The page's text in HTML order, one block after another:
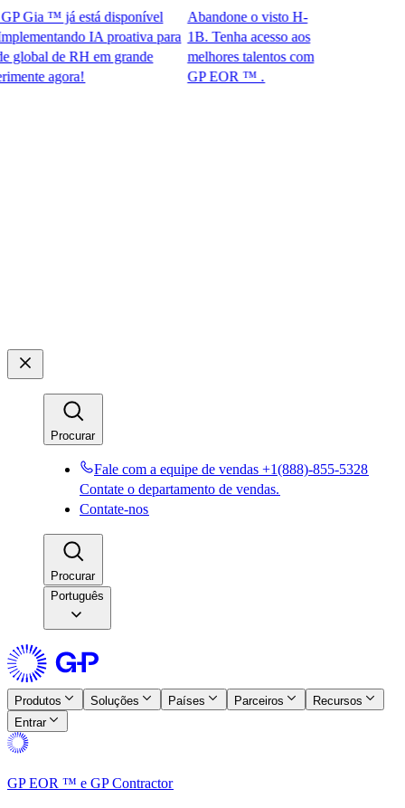
™ já está disponível
IA proativa para
de RH em grande
agora!​​
Abandone o visto H-
1B. Tenha acesso aos
melhores talentos com
GP EOR ™ .​​
Procurar​​
Fale com a equipe de vendas +1(888)-855-5328​​
Contate o departamento de vendas.​​
Contate-nos​​
Procurar​​
Português
Produtos​​ Soluções​​ Países​​ Parceiros​​
Recursos​​
Entrar​​
GP EOR ™ e GP Contractor​​